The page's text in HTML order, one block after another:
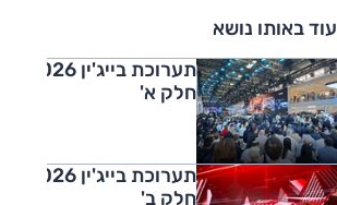
עוד באותו נושא
חלק א'
חלק ב'